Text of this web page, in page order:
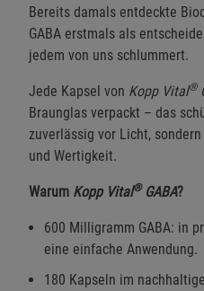
Bereits damals entdeckte
GABA erstmals als
jedem von uns schlummert.
Jede Kapsel von Kopp Vital®
Braunglas verpackt – das
zuverlässig vor Licht,
und Wertigkeit.
Warum Kopp Vital®GABA?
600 Milligramm GABA: in
eine einfache Anwendung.
180 Kapseln im